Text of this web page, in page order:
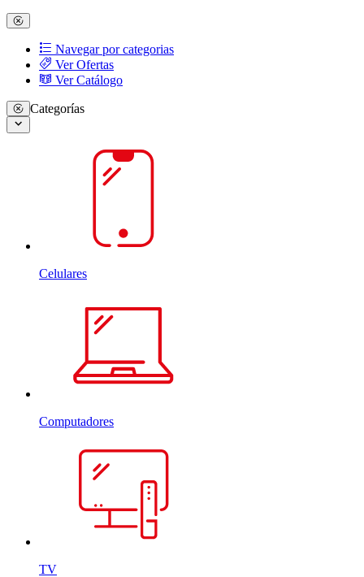
Navegar por categorias
Ver Ofertas
Ver Catálogo
Categorías
Celulares
Computadores
TV